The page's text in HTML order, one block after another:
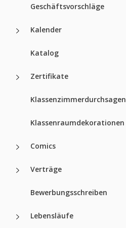
Geschäftsvorschläge
Kalender
Katalog
Zertifikate
Klassenzimmerdurchsagen
Klassenraumdekorationen
Comics
Verträge
Bewerbungsschreiben
Lebensläufe